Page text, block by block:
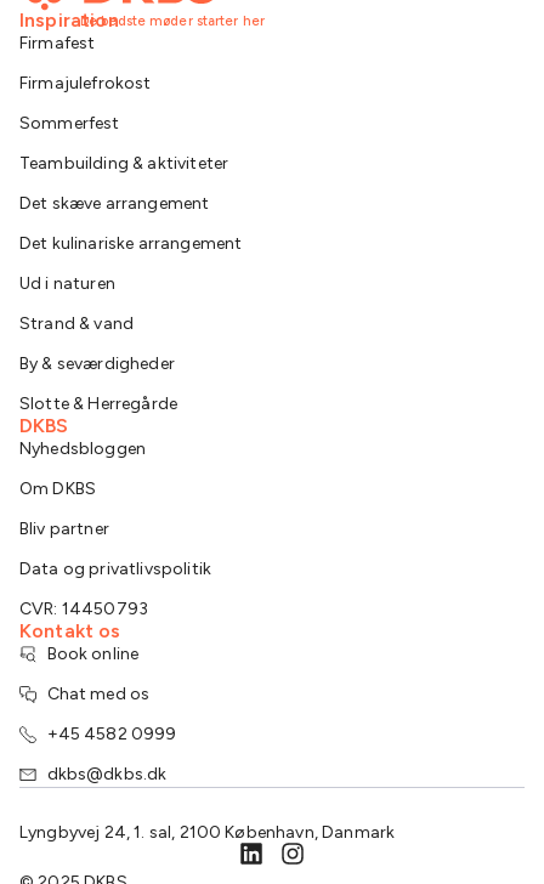
De bedste møder starter her
Inspiration
Firmafest
Firmajulefrokost
Sommerfest
Teambuilding & aktiviteter
Det skæve arrangement
Det kulinariske arrangement
Ud i naturen
Strand & vand
By & seværdigheder
Slotte & Herregårde
DKBS
Nyhedsbloggen
Om DKBS
Bliv partner
Data og privatlivspolitik
CVR: 14450793
Kontakt os
Book online
Chat med os
+45 4582 0999
dkbs@dkbs.dk
Lyngbyvej 24, 1. sal, 2100 København, Danmark